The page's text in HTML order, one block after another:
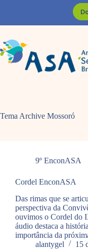
Tema Archive Mossoró
9º EnconASA
Cordel EnconASA
Das rimas que se
perspectiva da
ouvimos o Cordel do
áudio destaca a
importância da
alantygel
15